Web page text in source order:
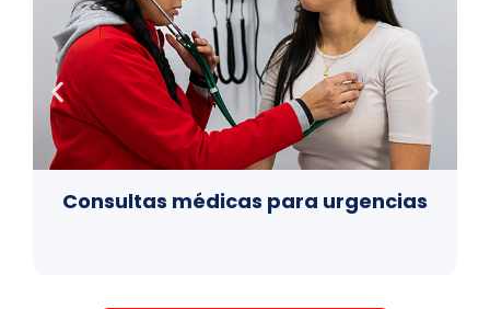
Consultas médicas para urgencias